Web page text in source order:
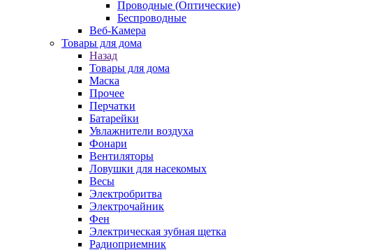
Проводные (Оптические)
Беспроводные
Веб-Камера
Товары для дома
Назад
Товары для дома
Маска
Прочее
Перчатки
Батарейки
Увлажнители воздуха
Фонари
Вентиляторы
Ловушки для насекомых
Весы
Электробритва
Электрочайник
Фен
Электрическая зубная щетка
Радиоприемник